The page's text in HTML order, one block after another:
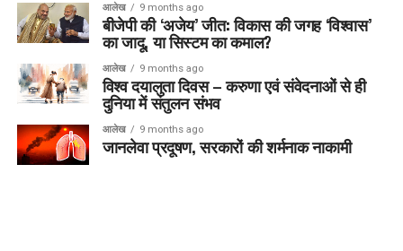
आलेख 9 months ago
बीजेपी की ‘अजेय’ जीत: विकास की जगह ‘विश्वास’
का जादू, या सिस्टम का कमाल?
आलेख 9 months ago
विश्व दयालुता दिवस – करुणा एवं संवेदनाओं से ही
दुनिया में संतुलन संभव
आलेख 9 months ago
जानलेवा प्रदूषण, सरकारों की शर्मनाक नाकामी